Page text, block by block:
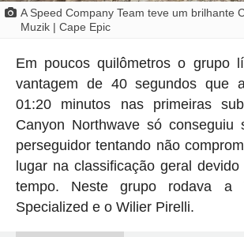
A Speed ​​Company Team teve um brilhante
Muzik | Cape Epic
Em poucos quilômetros o grupo
vantagem de 40 segundos que
01:20 minutos nas primeiras
Canyon Northwave só conseguiu
perseguidor tentando não
lugar na classificação geral
tempo. Neste grupo rodava a
Specialized e o Wilier Pirelli.